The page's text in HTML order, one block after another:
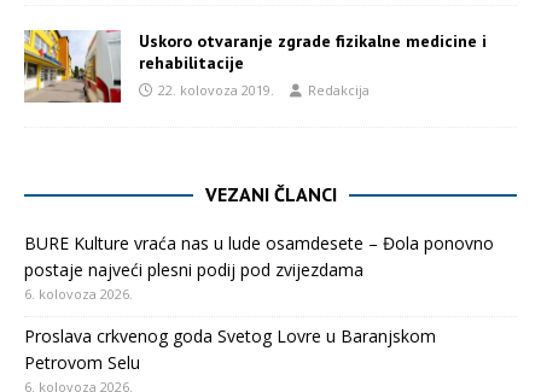
Uskoro otvaranje zgrade fizikalne medicine i
rehabilitacije
22. kolovoza 2019. Redakcija
VEZANI ČLANCI
BURE Kulture vraća nas u lude osamdesete – Đola ponovno
postaje najveći plesni podij pod zvijezdama
6. kolovoza 2026.
Proslava crkvenog goda Svetog Lovre u Baranjskom
Petrovom Selu
6. kolovoza 2026.